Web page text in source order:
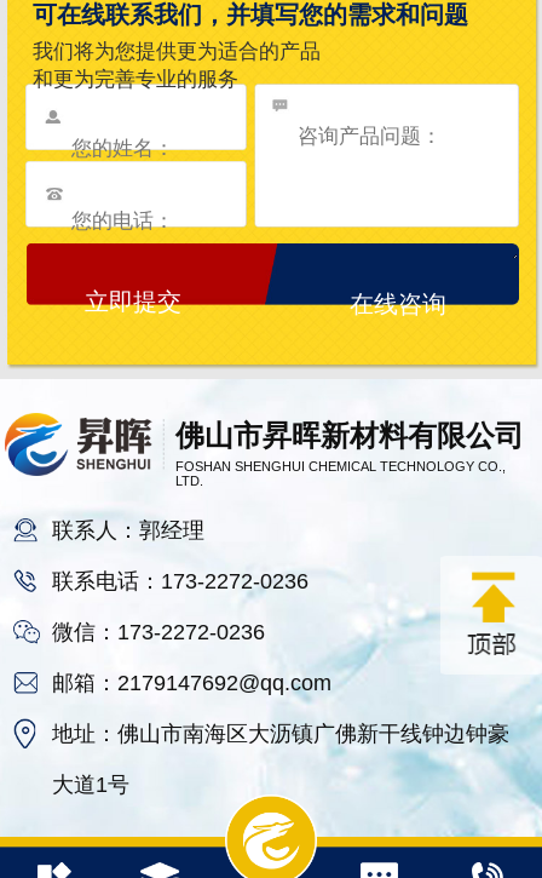
佛山市昇晖新材料有限公司
FOSHAN SHENGHUI CHEMICAL TECHNOLOGY CO.,
LTD.
联系人：郭经理
联系电话：173-2272-0236
微信：173-2272-0236
邮箱：2179147692@qq.com
地址：佛山市南海区大沥镇广佛新干线钟边钟豪
大道1号
可在线联系我们，并填写您的需求和问题
我们将为您提供更为适合的产品
和更为完善专业的服务
在线咨询